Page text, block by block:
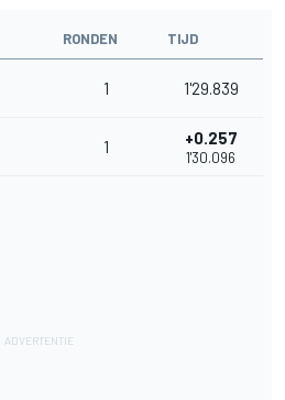
RONDEN TIJD
1 1'29.839
1 +0.257
1'30.096